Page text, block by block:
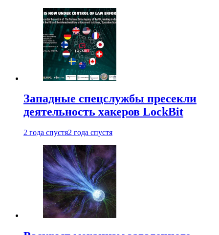
Западные спецслужбы пресекли
деятельность хакеров LockBit
2 года спустя2 года спустя